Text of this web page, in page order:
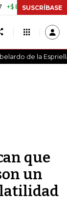
+2,19% TASA
SUSCRÍBASE
de la
que
un